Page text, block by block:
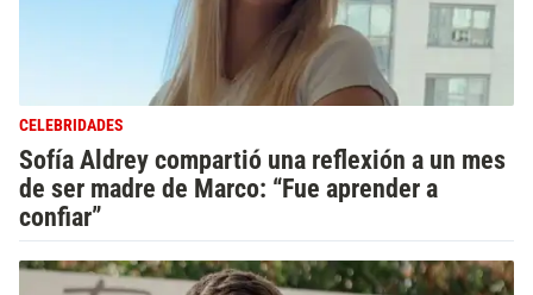
CELEBRIDADES
Sofía Aldrey compartió una reflexión a un mes
de ser madre de Marco: “Fue aprender a
confiar”